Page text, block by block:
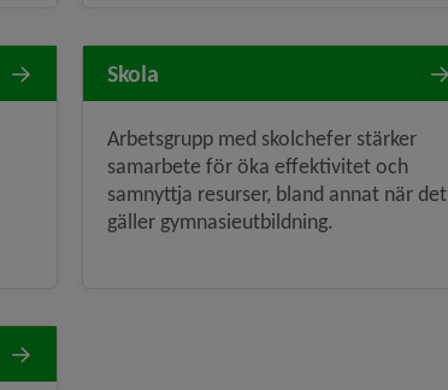
Skola
Arbetsgrupp med skolchefer stärker
samarbete för öka effektivitet och
samnyttja resurser, bland annat när det
gäller gymnasieutbildning.